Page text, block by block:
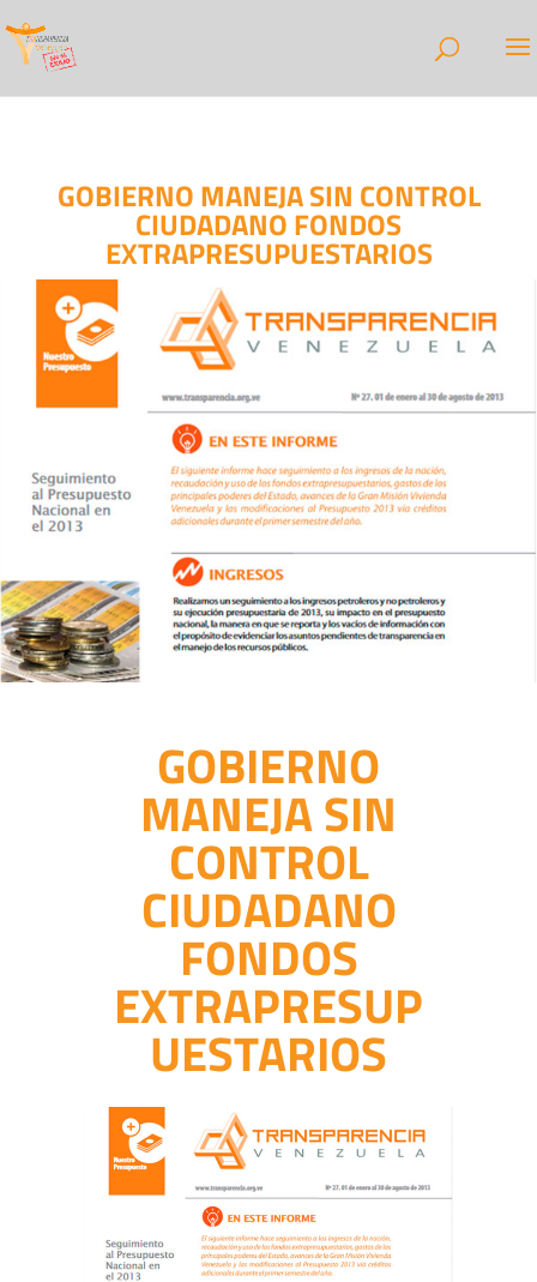
GOBIERNO MANEJA SIN CONTROL
CIUDADANO FONDOS
EXTRAPRESUPUESTARIOS
GOBIERNO
MANEJA SIN
CONTROL
CIUDADANO
FONDOS
EXTRAPRESUP
UESTARIOS